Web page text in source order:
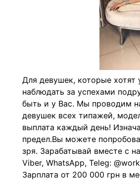
Для девушек, которые хотят
наблюдать за успехами
быть и у Вас. Мы проводим
девушек всех типажей,
выплата каждый день!
предел.Вы можете
зря. Зарабатывай вместе с
Viber, WhatsApp, Teleg:
Зарплата от 200 000 грн в